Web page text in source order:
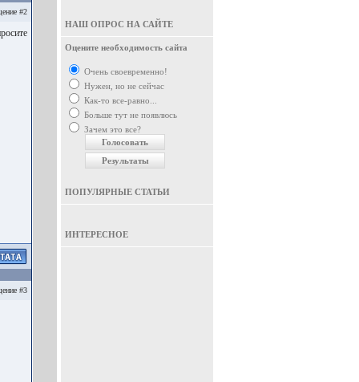
#2
#3
НАШ ОПРОС НА САЙТЕ
Оцените необходимость сайта
Очень своевременно!
Нужен, но не сейчас
Как-то все-равно...
Больше тут не появлюсь
Зачем это все?
ПОПУЛЯРНЫЕ СТАТЬИ
ИНТЕРЕСНОЕ